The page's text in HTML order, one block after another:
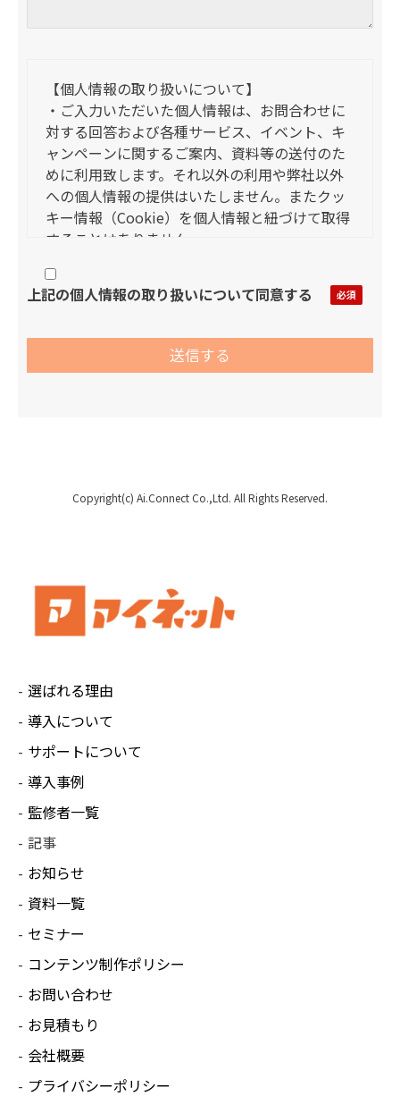
【個人情報の取り扱いについて】
・ご入力いただいた個人情報は、お問合わせに
対する回答および各種サービス、イベント、キ
ャンペーンに関するご案内、資料等の送付のた
めに利用致します。それ以外の利用や弊社以外
への個人情報の提供はいたしません。またクッ
キー情報（Cookie）を個人情報と紐づけて取得
することはありません。
だけないと送信できません。
・弊社が取得した個人情報について、ご本人に
目の追加または削除、消去や利用停止の権利が
あります。
【保有個人データの開示等の申し出先】
メール：ainet-policy@ai-connect.co.jp
個人情報保護管理者：経営企画部 大塚美利
上記の個人情報の取り扱いについて同意する
Copyright(c) Ai.Connect Co.,Ltd. All Rights Reserved.
選ばれる理由
導入について
サポートについて
導入事例
監修者一覧
記事
お知らせ
資料一覧
セミナー
コンテンツ制作ポリシー
お問い合わせ
お見積もり
会社概要
プライバシーポリシー